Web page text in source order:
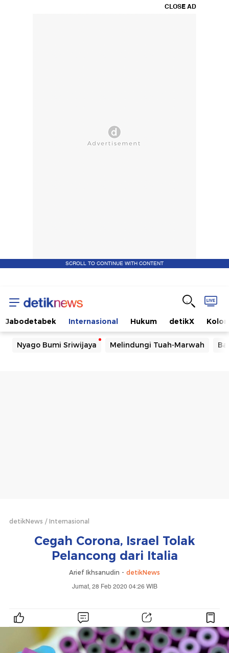
CLOSE AD
SCROLL TO CONTINUE WITH CONTENT
Jabodetabek Internasional Hukum detikX
Nyago Bumi Sriwijaya Melindungi Tuah-Marwah
detikNews Internasional
Cegah Corona, Israel Tolak
Pelancong dari Italia
Arief Ikhsanudin - detikNews
Jumat, 28 Feb 2020 04:26 WIB